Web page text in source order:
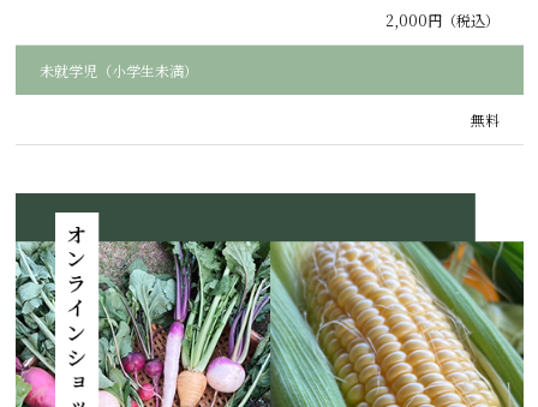
2,000円（税込）
未就学児（小学生未満）
無料